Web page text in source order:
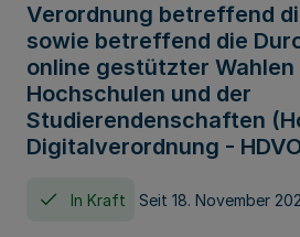
Verordnung betreffend
sowie betreffend die
online gestützter Wahlen
Hochschulen und der
Studierendenschaften
Digitalverordnung -
In Kraft Seit 18. November